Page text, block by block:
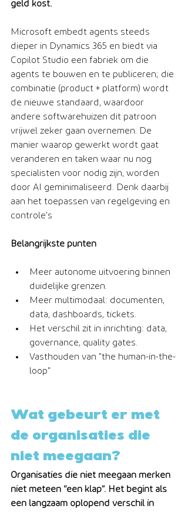
geld kost.
Microsoft embedt agents steeds
dieper in Dynamics 365 en biedt via
Copilot Studio een fabriek om die
agents te bouwen en te publiceren; die
combinatie (product + platform) wordt
de nieuwe standaard, waardoor
andere softwarehuizen dit patroon
vrijwel zeker gaan overnemen. De
manier waarop gewerkt wordt gaat
veranderen en taken waar nu nog
specialisten voor nodig zijn, worden
door AI geminimaliseerd. Denk daarbij
aan het toepassen van regelgeving en
controle's
Belangrijkste punten
Meer autonome uitvoering binnen
duidelijke grenzen.
Meer multimodaal: documenten,
data, dashboards, tickets.
Het verschil zit in inrichting: data,
governance, quality gates.
Vasthouden van "the human-in-the-
loop"
Wat gebeurt er met
de organisaties die
niet meegaan?
Organisaties die niet meegaan merken
niet meteen “een klap”. Het begint als
een langzaam oplopend verschil in